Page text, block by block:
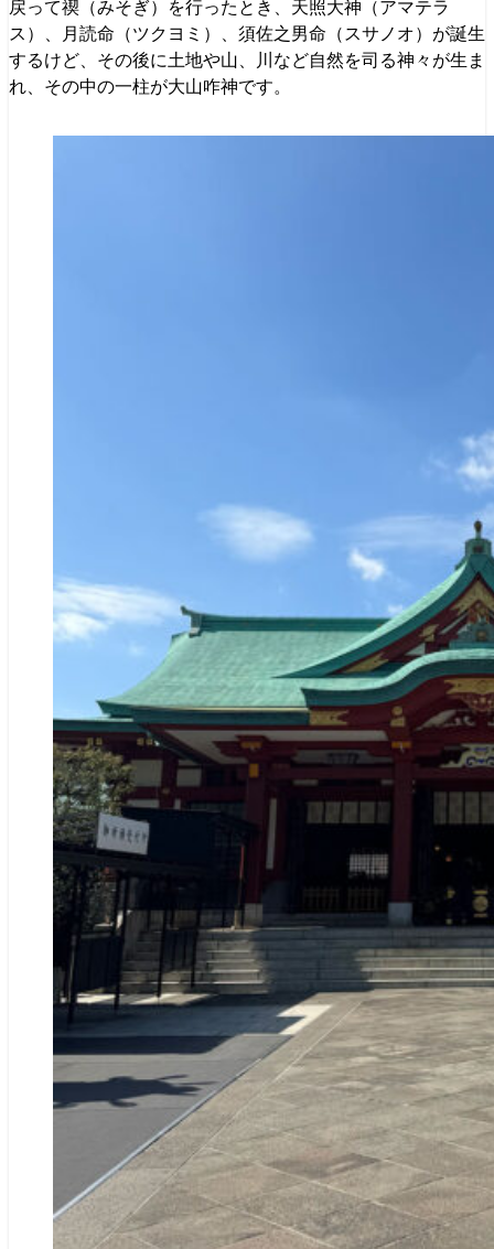
戻って禊（みそぎ）を行ったとき、天照大神（アマテラ
ス）、月読命（ツクヨミ）、須佐之男命（スサノオ）が誕生
するけど、その後に土地や山、川など自然を司る神々が生ま
れ、その中の一柱が大山咋神です。